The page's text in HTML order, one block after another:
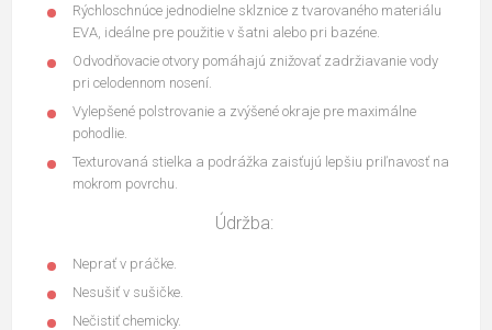
Rýchloschnúce jednodielne sklznice z tvarovaného materiálu
EVA, ideálne pre použitie v šatni alebo pri bazéne.
Odvodňovacie otvory pomáhajú znižovať zadržiavanie vody
pri celodennom nosení.
Vylepšené polstrovanie a zvýšené okraje pre maximálne
pohodlie.
Texturovaná stielka a podrážka zaisťujú lepšiu priľnavosť na
mokrom povrchu.
Údržba:
Neprať v práčke.
Nesušiť v sušičke.
Nečistiť chemicky.